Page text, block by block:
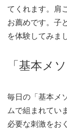
てくれます。肩
お薦めです。子
を体験してみま
「基本メ
毎日の「基本メ
ムで組まれてい
必要な刺激をお